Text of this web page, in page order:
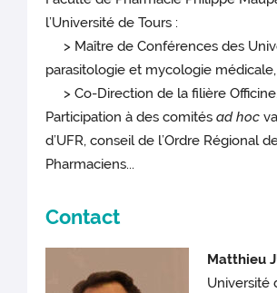
l’Université de Tours :
> Maître de Conférences des
parasitologie et mycologie médicale,
> Co-Direction de la filière Officine.
Participation à des comitésad hoc
d’UFR, conseil de l’Ordre Régional
Pharmaciens...
Contact
Matthieu
Université